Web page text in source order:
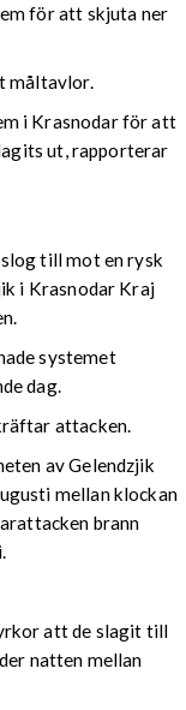
för att skjuta ner
måltavlor.
i Krasnodar för att
ut, rapporterar
till mot en rysk
i Krasnodar Kraj
systemet
dag.
attacken.
av Gelendzjik
mellan klockan
brann
att de slagit till
natten mellan